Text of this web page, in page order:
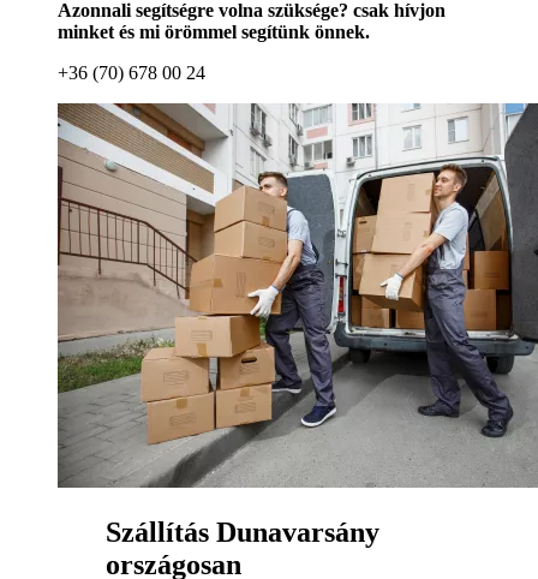
Azonnali segítségre volna szüksége? csak hívjon
minket és mi örömmel segítünk önnek.
+36 (70) 678 00 24
Szállítás Dunavarsány
országosan